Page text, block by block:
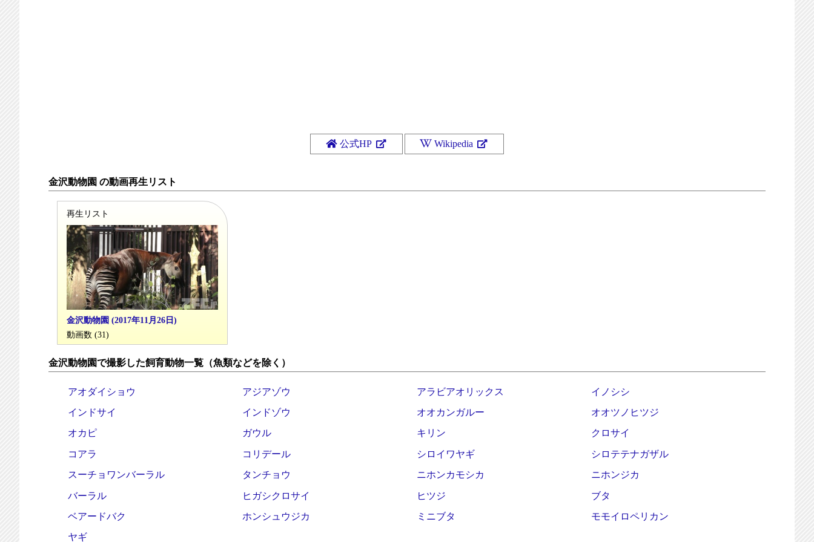
公式HP Wikipedia
金沢動物園 の動画再生リスト
再生リスト
金沢動物園 (2017年11月26日)
動画数 (31)
金沢動物園で撮影した飼育動物一覧（魚類などを除く）
アオダイショウ アジアゾウ アラビアオリックス イノシシ
インドサイ インドゾウ オオカンガルー オオツノヒツジ
オカピ ガウル キリン クロサイ
コアラ コリデール シロイワヤギ シロテテナガザル
スーチョワンバーラル タンチョウ ニホンカモシカ ニホンジカ
バーラル ヒガシクロサイ ヒツジ ブタ
ベアードバク ホンシュウジカ ミニブタ モモイロペリカン
ヤギ